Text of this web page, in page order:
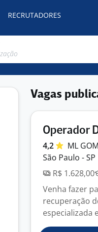
RECRUTADORES
Vagas
Operador
4,2 ML
São Paulo - SP
R$ 1.628,00
Venha fazer
recuperação
especializada